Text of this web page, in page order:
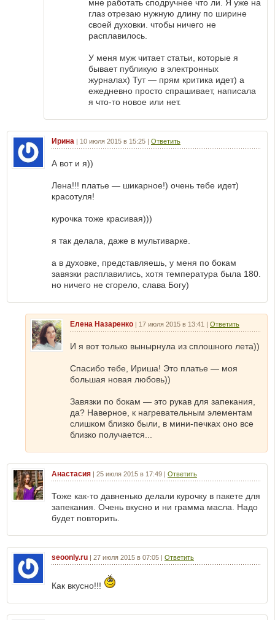
мне работать сподручнее что ли. Я уже на
глаз отрезаю нужную длину по ширине
своей духовки. чтобы ничего не
расплавилось.
У меня муж читает статьи, которые я
бывает публикую в электронных
журналах) Тут — прям критика идет) а
ежедневно просто спрашивает, написала
я что-то новое или нет.
Ирина | 10 июля 2015 в 15:25 | Ответить
А вот и я))
Лена!!! платье — шикарное!) очень тебе идет)
красотуля!
курочка тоже красивая)))
я так делала, даже в мультиварке.
а в духовке, представляешь, у меня по бокам
завязки расплавились, хотя температура была 180.
но ничего не сгорело, слава Богу)
Елена Назаренко | 17 июля 2015 в 13:41 | Ответить
И я вот только вынырнула из сплошного лета))
Спасибо тебе, Ириша! Это платье — моя
большая новая любовь))
Завязки по бокам — это рукав для запекания,
да? Наверное, к нагревательным элементам
слишком близко были, в мини-печках оно все
близко получается...
Анастасия | 25 июля 2015 в 17:49 | Ответить
Тоже как-то давненько делали курочку в пакете для
запекания. Очень вкусно и ни грамма масла. Надо
будет повторить.
seoonly.ru | 27 июля 2015 в 07:05 | Ответить
Как вкусно!!!